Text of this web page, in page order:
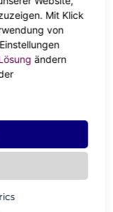
einen Neustart
auf das du
dich auch auf
dich
fühlen?
Mit Klick
von
ändern